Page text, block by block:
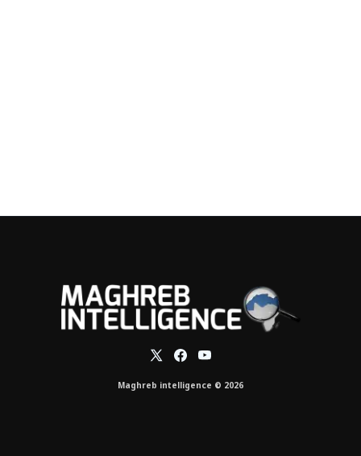
Maghreb intelligence © 2026